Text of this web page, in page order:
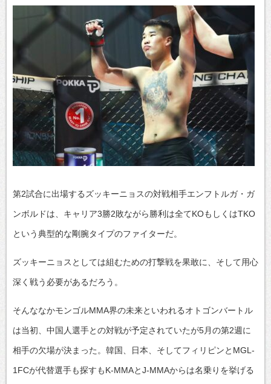
第2試合に出場するズッキーニョスの対戦相手エンフトルガ・ガ
ンボルドは、キャリア3勝2敗ながら勝利は全てKOもしくはTKO
という典型的な剛腕タイプのファイターだ。
ズッキーニョスとしては組むための打撃戦を果敢に、そして用心
深く戦う必要があるだろう。
そんななかモンゴルMMA界の未来といわれるオトゴンバートル
は当初、中国人選手との対戦が予定されていたが5月の第2週に
相手の欠場が決まった。韓国、日本、そしてフィリピンとMGL-
1FCが代替選手も探すもK-MMAとJ-MMAからは名乗りを挙げる